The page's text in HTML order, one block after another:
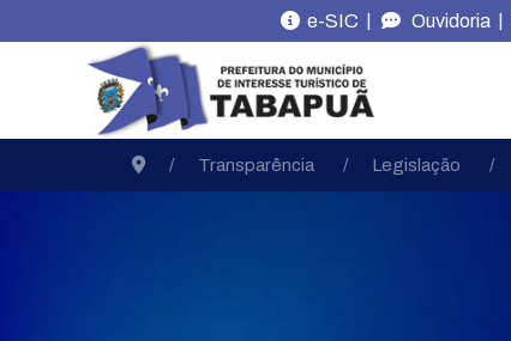
e-SIC | Ouvidoria |
Transparência Legislação